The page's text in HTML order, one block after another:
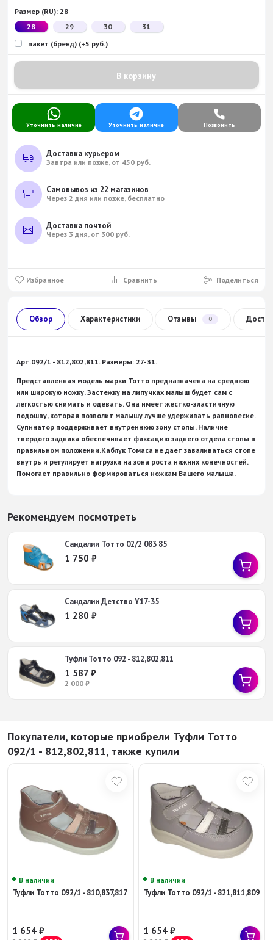
Размер (RU): 28
28
29 30
31
пакет (бренд) (+5 руб.)
В корзину
Уточнить наличие Уточнить наличие Позвонить
Доставка курьером
Завтра или позже, от 450 руб.
Самовывоз из 22 магазинов
Через 2 дня или позже, бесплатно
Доставка почтой
Через 3 дня, от 300 руб.
Избранное Сравнить Поделиться
Обзор Характеристики Отзывы 0
Арт.092/1 - 812,802,811. Размеры: 27-31.
Представленная модель марки Тотто предназначена на среднюю
или широкую ножку. Застежку на липучках малыш будет сам с
легкостью снимать и одевать. Она имеет жестко-эластичную
подошву, которая позволит малышу лучше удерживать равновесие.
Супинатор поддерживает внутреннюю зону стопы. Наличие
твердого задника обеспечивает фиксацию заднего отдела стопы в
правильном положении.Каблук Томаса не дает заваливаться стопе
внутрь и регулирует нагрузки на зона роста нижних конечностей.
Помогает правильно формироваться ножкам Вашего малыша.
Рекомендуем посмотреть
Сандалии Тотто 02/2 083 85
1 750 ₽
Сандалии Детство Y17-35
1 280 ₽
Туфли Тотто 092 - 812,802,811
1 587 ₽
2 000₽
Покупатели, которые приобрели Туфли Тотто
092/1 - 812,802,811, также купили
В наличии
Туфли Тотто 092/1 - 810,837,817
1 654₽
В наличии
Туфли Тотто 092/1 - 821,811,809
1 654₽